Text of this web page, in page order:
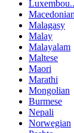
Luxembou..
Macedonian
Malagasy
Malay
Malayalam
Maltese
Maori
Marathi
Mongolian
Burmese
Nepali
Norwegian